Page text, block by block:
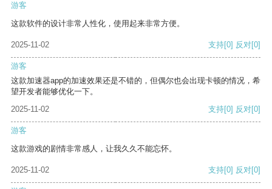
游客
这款软件的设计非常人性化，使用起来非常方便。
2025-11-02 支持[0] 反对[0]
游客
这款加速器app的加速效果还是不错的，但偶尔也会出现卡顿的情况，希
望开发者能够优化一下。
2025-11-02
支持[0] 反对[0]
游客
这款游戏的剧情非常感人，让我久久不能忘怀。
2025-11-02 支持[0] 反对[0]